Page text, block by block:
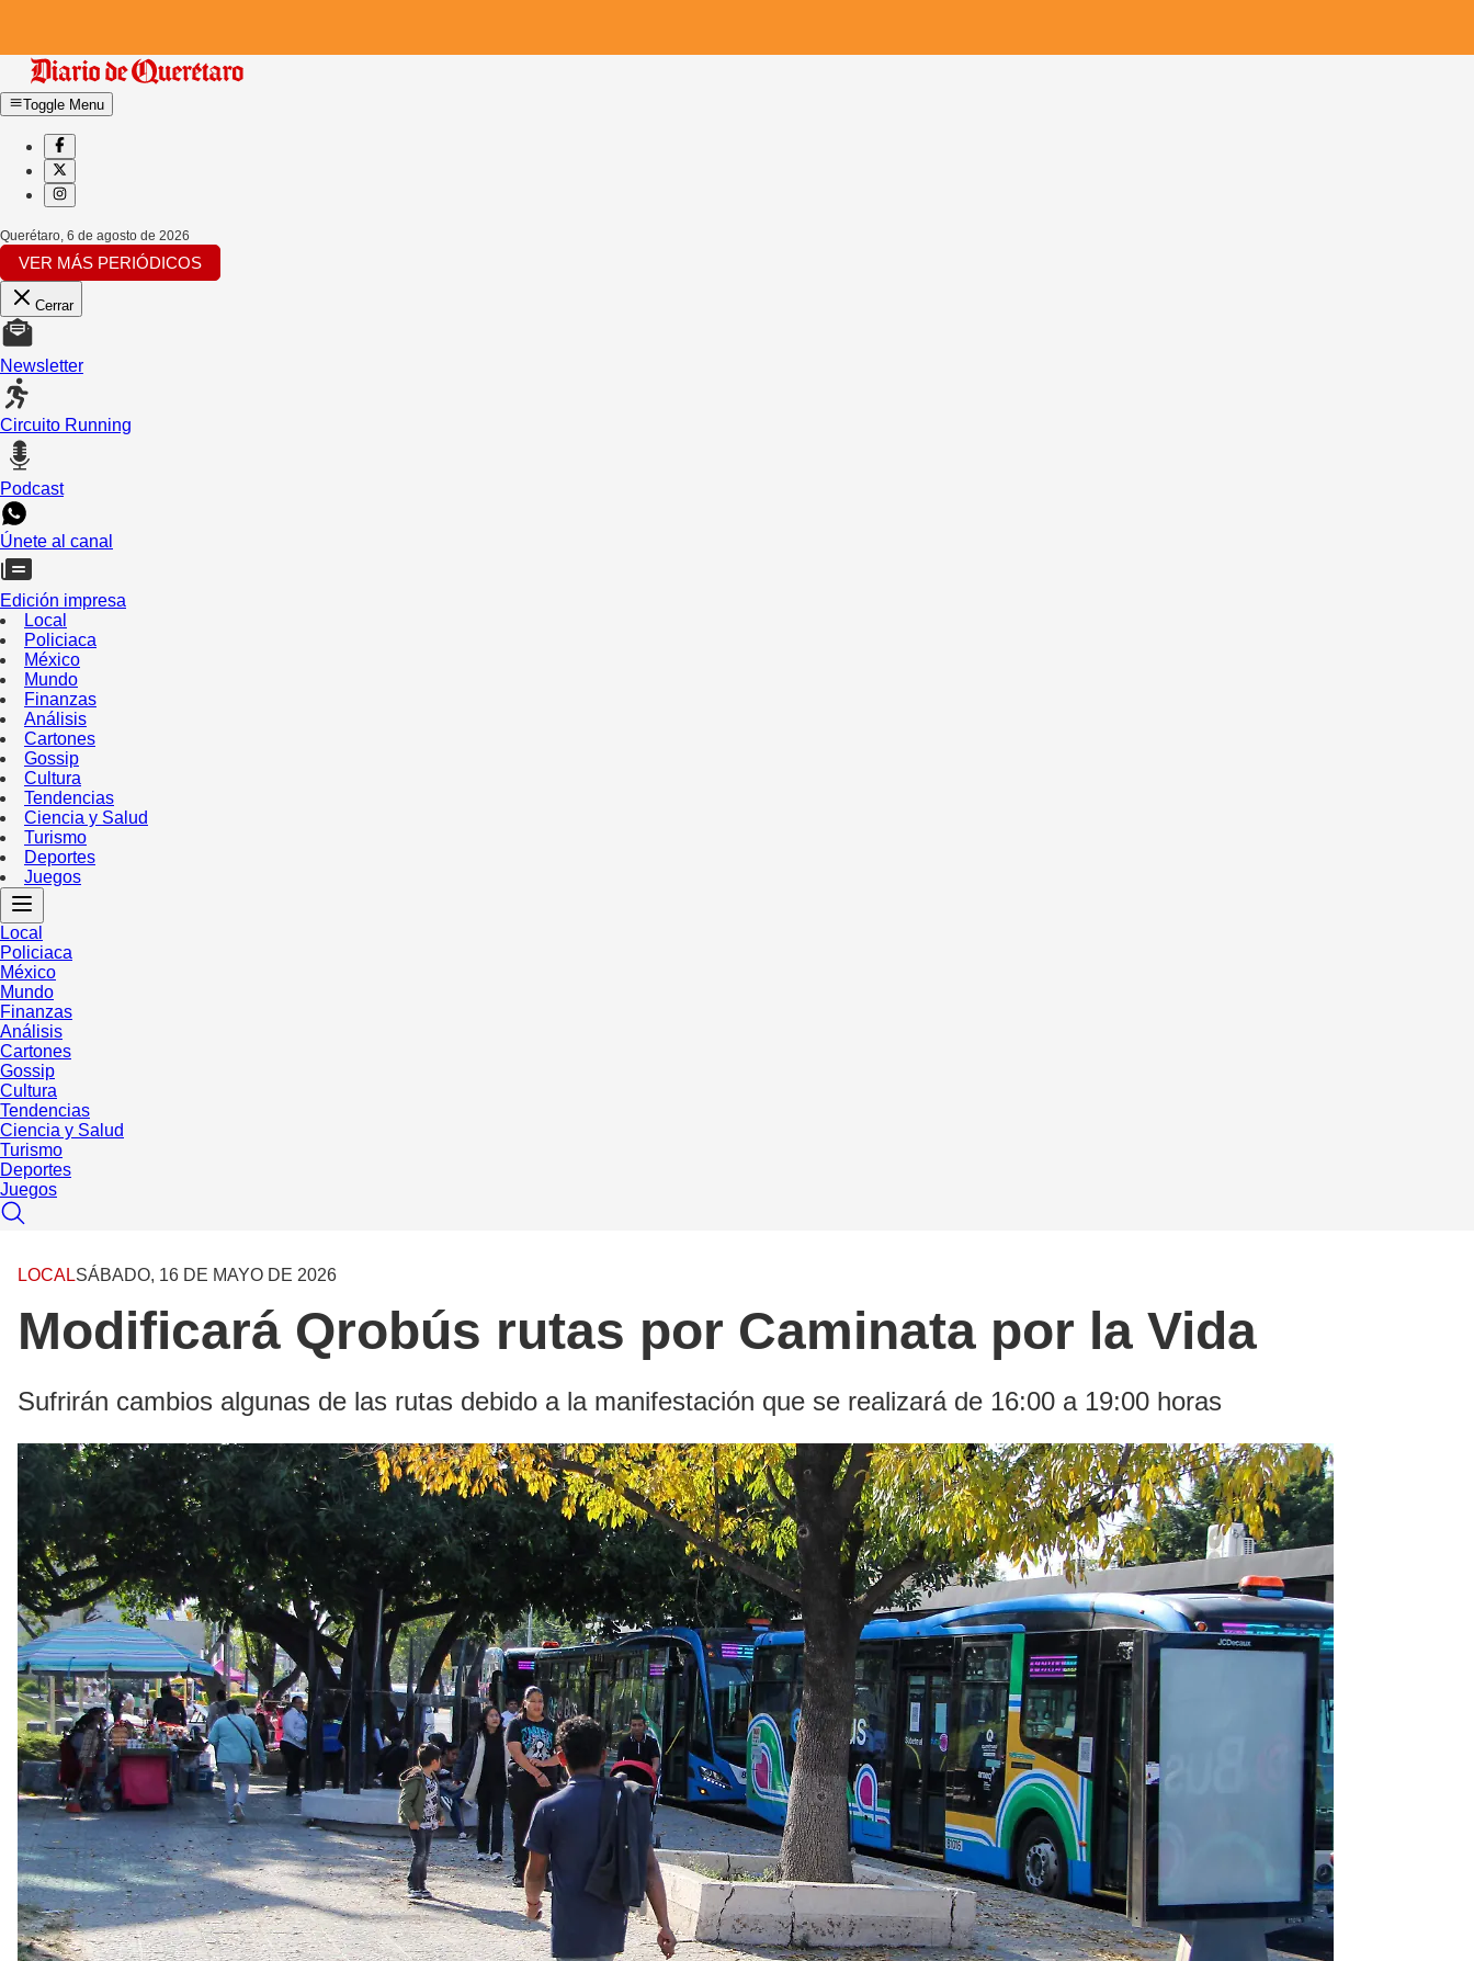
Toggle Menu
Querétaro, 6 de agosto de 2026
VER MÁS PERIÓDICOS
Cerrar
Newsletter
Circuito Running
Podcast
Únete al canal
Edición impresa
Local
Policiaca
México
Mundo
Finanzas
Análisis
Cartones
Gossip
Cultura
Tendencias
Ciencia y Salud
Turismo
Deportes
Juegos
Local
Policiaca
México
Mundo
Finanzas
Análisis
Cartones
Gossip
Cultura
Tendencias
Ciencia y Salud
Turismo
Deportes
Juegos
LOCALSÁBADO, 16 DE MAYO DE 2026
Modificará Qrobús rutas por Caminata por la Vida
Sufrirán cambios algunas de las rutas debido a la manifestación que se realizará de 16:00 a 19:00 horas